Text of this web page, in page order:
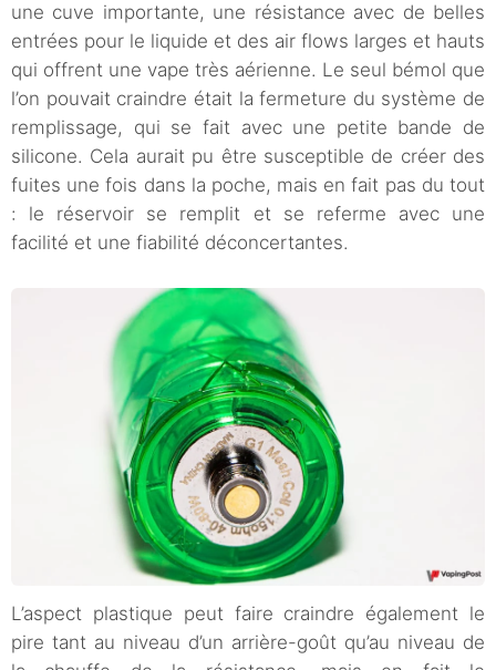
une cuve importante, une résistance avec de belles
entrées pour le liquide et des air flows larges et hauts
qui offrent une vape très aérienne. Le seul bémol que
l’on pouvait craindre était la fermeture du système de
remplissage, qui se fait avec une petite bande de
silicone. Cela aurait pu être susceptible de créer des
fuites une fois dans la poche, mais en fait pas du tout
: le réservoir se remplit et se referme avec une
facilité et une fiabilité déconcertantes.
L’aspect plastique peut faire craindre également le
pire tant au niveau d’un arrière-goût qu’au niveau de